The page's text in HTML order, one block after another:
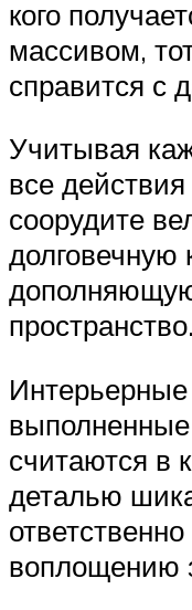
кого
массивом,
справится с
Учитывая
все
соорудите
долговечную
пространство.
выполненные
считаются в
деталью
воплощению